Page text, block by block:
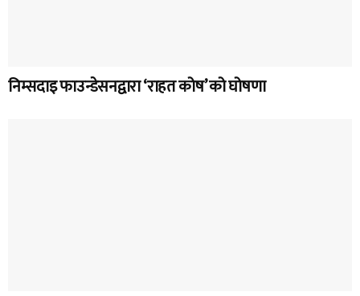
निम्सदाइ फाउन्डेसनद्वारा ‘राहत कोष’ को घोषणा